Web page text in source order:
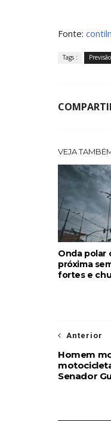
Fonte:
Tags :
VEJA
Onda polar
próxima
fortes e
Anterior
Homem
Senador